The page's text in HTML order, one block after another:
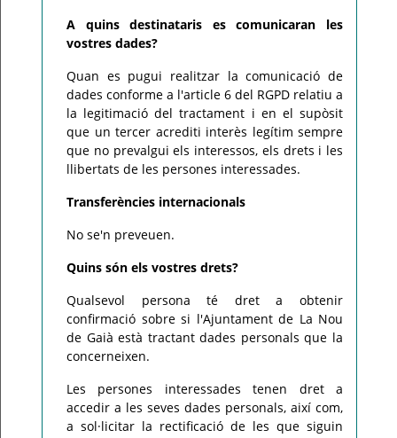
A quins destinataris es comunicaran les
vostres dades?
Quan es pugui realitzar la comunicació de
dades conforme a l'article 6 del RGPD relatiu a
la legitimació del tractament i en el supòsit
que un tercer acrediti interès legítim sempre
que no prevalgui els interessos, els drets i les
llibertats de les persones interessades.
Transferències internacionals
No se'n preveuen.
Quins són els vostres drets?
Qualsevol persona té dret a obtenir
confirmació sobre si l'Ajuntament de La Nou
de Gaià està tractant dades personals que la
concerneixen.
Les persones interessades tenen dret a
accedir a les seves dades personals, així com,
a sol·licitar la rectificació de les que siguin